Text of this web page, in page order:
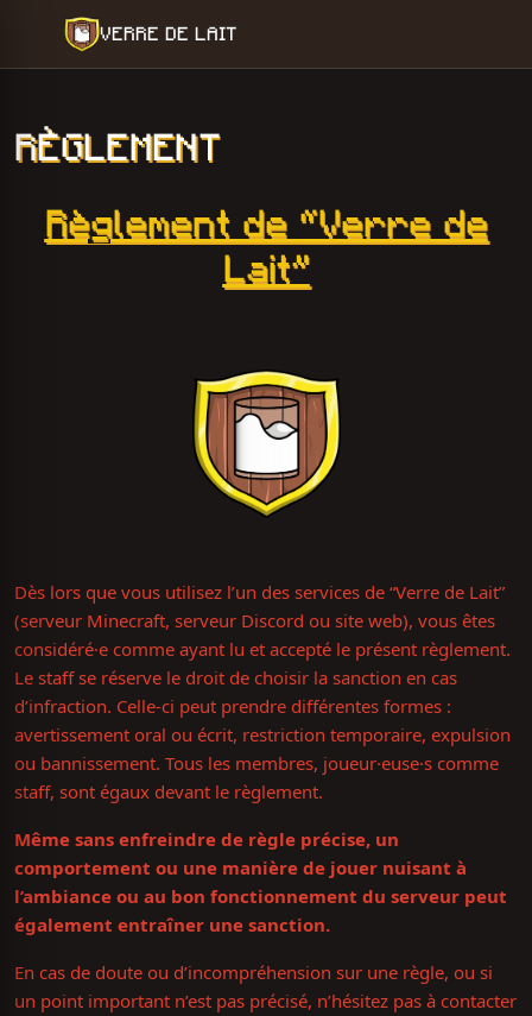
VERRE DE LAIT
RÈGLEMENT
Règlement de “Verre de
Lait”
Dès lors que vous utilisez l’un des services de “Verre de Lait”
(serveur Minecraft, serveur Discord ou site web), vous êtes
considéré·e comme ayant lu et accepté le présent règlement.
Le staff se réserve le droit de choisir la sanction en cas
d’infraction. Celle-ci peut prendre différentes formes :
avertissement oral ou écrit, restriction temporaire, expulsion
ou bannissement. Tous les membres, joueur·euse·s comme
staff, sont égaux devant le règlement.
Même sans enfreindre de règle précise, un
comportement ou une manière de jouer nuisant à
l’ambiance ou au bon fonctionnement du serveur peut
également entraîner une sanction.
En cas de doute ou d’incompréhension sur une règle, ou si
un point important n’est pas précisé, n’hésitez pas à contacter